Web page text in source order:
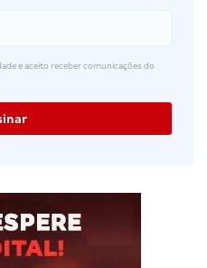
e aceito receber comunicações do